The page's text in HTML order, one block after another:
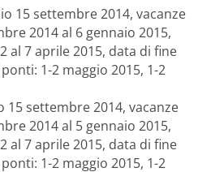
15 settembre 2014, vacanze
2014 al 6 gennaio 2015,
al 7 aprile 2015, data di fine
1-2 maggio 2015, 1-2
15 settembre 2014, vacanze
2014 al 5 gennaio 2015,
al 7 aprile 2015, data di fine
1-2 maggio 2015, 1-2